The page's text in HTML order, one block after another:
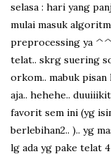
selasa : hari yang
mulai masuk
preprocessing ya ^^
telat.. skrg suering
orkom.. mabuk
aja.. hehehe..
favorit sem ini (yg
berlebihan2.. ).. yg
lg ada yg pake telat